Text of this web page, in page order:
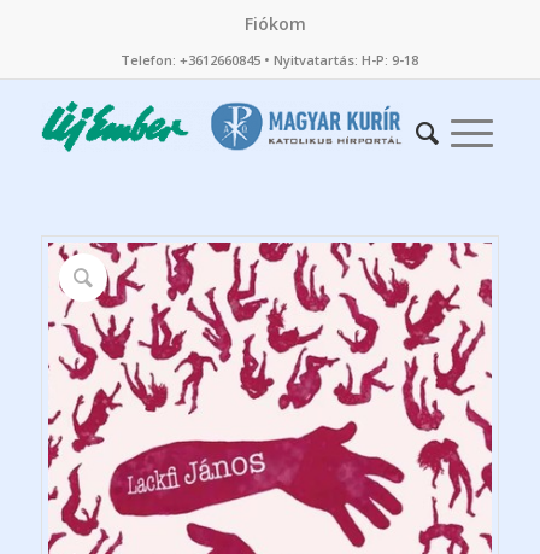
Fiókom
Telefon: +3612660845 • Nyitvatartás: H-P: 9-18